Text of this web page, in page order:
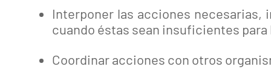
Interponer las acciones
cuando éstas sean insuficientes
Coordinar acciones con otros